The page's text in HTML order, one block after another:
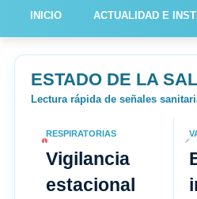
INICIO ACTUALIDAD E
ESTADO DE LA
Lectura rápida de señales
RESPIRATORIAS
Vigilancia
estacional